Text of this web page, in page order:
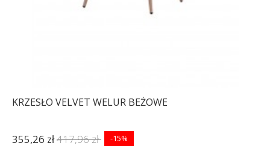
KRZESŁO VELVET WELUR BEŻOWE
355,26 zł417,96 zł -15%